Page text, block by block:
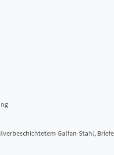
Galfan-Stahl,